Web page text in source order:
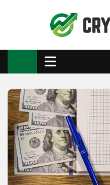
Crypto24.pl